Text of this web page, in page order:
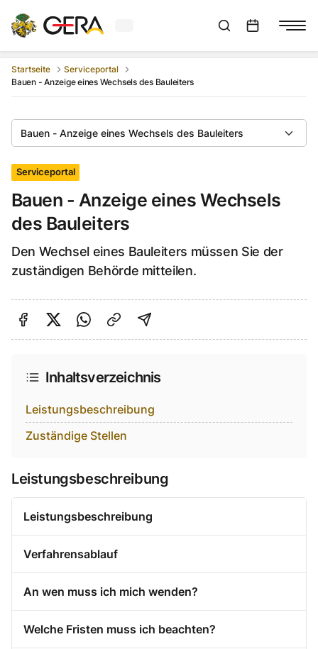
Aktuelles Wetter in GeraSuchleiste anzeigen
Startseite
Serviceportal
Bauen - Anzeige eines Wechsels des Bauleiters
Bauen - Anzeige eines Wechsels des Bauleiters
Serviceportal
Bauen - Anzeige eines Wechsels
des Bauleiters
Den Wechsel eines Bauleiters müssen Sie der
zuständigen Behörde mitteilen.
Auf Facebook teilen
Auf Twitter teilen
Per Link teilen
shareViaEmail
Inhaltsverzeichnis
Leistungsbeschreibung
Zuständige Stellen
Leistungsbeschreibung
Leistungsbeschreibung
Verfahrensablauf
An wen muss ich mich wenden?
Welche Fristen muss ich beachten?